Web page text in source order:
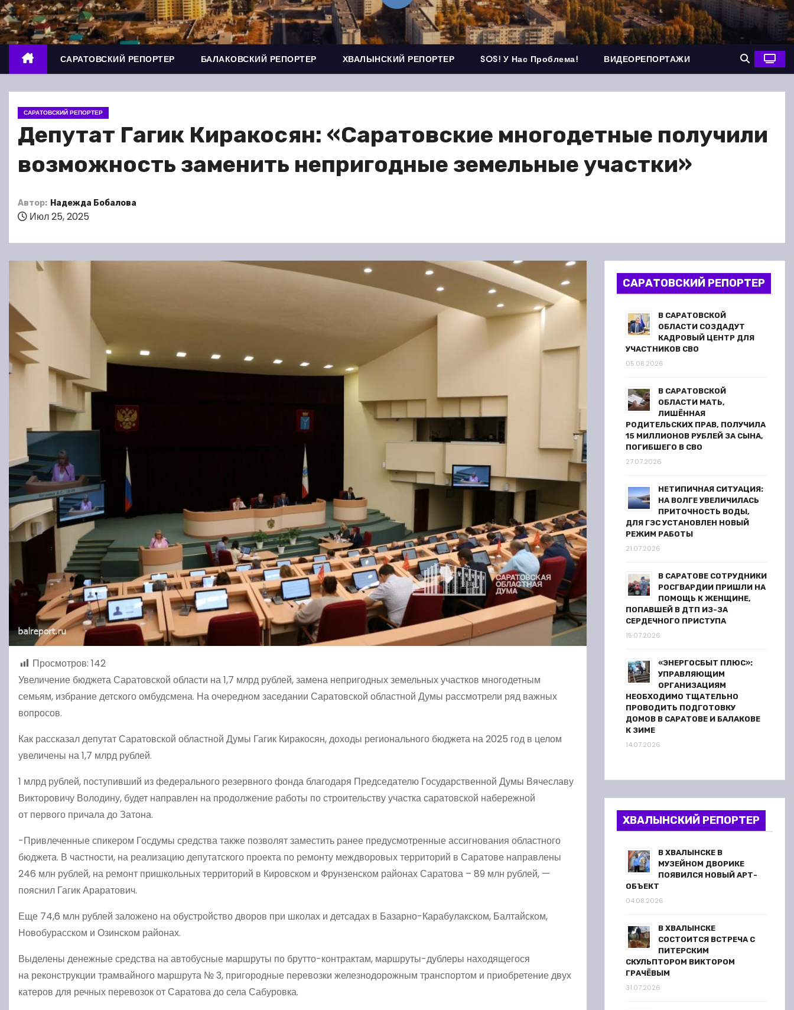
о
м
у
САРАТОВСКИЙ РЕПОРТЕР БАЛАКОВСКИЙ РЕПОРТЕР ХВАЛЫНСКИЙ РЕПОРТЕР SOS! У Нас Проблема! ВИДЕОРЕПОРТАЖИ
САРАТОВСКИЙ РЕПОРТЕР
Депутат Гагик Киракосян: «Саратовские многодетные получили
возможность заменить непригодные земельные участки»
Автор: Надежда Бобалова
Июл 25, 2025
Просмотров: 142
Увеличение бюджета Саратовской области на 1,7 млрд рублей, замена непригодных земельных участков многодетным
семьям, избрание детского омбудсмена. На очередном заседании Саратовской областной Думы рассмотрели ряд важных
вопросов.
Как рассказал депутат Саратовской областной Думы Гагик Киракосян, доходы регионального бюджета на 2025 год в целом
увеличены на 1,7 млрд рублей.
1 млрд рублей, поступивший из федерального резервного фонда благодаря Председателю Государственной Думы Вячеславу
Викторовичу Володину, будет направлен на продолжение работы по строительству участка саратовской набережной
от первого причала до Затона.
-Привлеченные спикером Госдумы средства также позволят заместить ранее предусмотренные ассигнования областного
бюджета. В частности, на реализацию депутатского проекта по ремонту междворовых территорий в Саратове направлены
246 млн рублей, на ремонт пришкольных территорий в Кировском и Фрунзенском районах Саратова – 89 млн рублей, —
пояснил Гагик Араратович.
Еще 74,6 млн рублей заложено на обустройство дворов при школах и детсадах в Базарно-Карабулакском, Балтайском,
Новобурасском и Озинском районах.
Выделены денежные средства на автобусные маршруты по брутто-контрактам, маршруты-дублеры находящегося
на реконструкции трамвайного маршрута № 3, пригородные перевозки железнодорожным транспортом и приобретение двух
катеров для речных перевозок от Саратова до села Сабуровка.
САРАТОВСКИЙ РЕПОРТЕР
В САРАТОВСКОЙ
ОБЛАСТИ СОЗДАДУТ
КАДРОВЫЙ ЦЕНТР ДЛЯ
УЧАСТНИКОВ СВО
05.08.2026
В САРАТОВСКОЙ
ОБЛАСТИ МАТЬ,
ЛИШЁННАЯ
РОДИТЕЛЬСКИХ ПРАВ, ПОЛУЧИЛА
15 МИЛЛИОНОВ РУБЛЕЙ ЗА СЫНА,
ПОГИБШЕГО В СВО
27.07.2026
НЕТИПИЧНАЯ СИТУАЦИЯ:
НА ВОЛГЕ УВЕЛИЧИЛАСЬ
ПРИТОЧНОСТЬ ВОДЫ,
ДЛЯ ГЭС УСТАНОВЛЕН НОВЫЙ
РЕЖИМ РАБОТЫ
21.07.2026
В САРАТОВЕ СОТРУДНИКИ
РОСГВАРДИИ ПРИШЛИ НА
ПОМОЩЬ К ЖЕНЩИНЕ,
ПОПАВШЕЙ В ДТП ИЗ-ЗА
СЕРДЕЧНОГО ПРИСТУПА
15.07.2026
«ЭНЕРГОСБЫТ ПЛЮС»:
УПРАВЛЯЮЩИМ
ОРГАНИЗАЦИЯМ
НЕОБХОДИМО ТЩАТЕЛЬНО
ПРОВОДИТЬ ПОДГОТОВКУ
ДОМОВ В САРАТОВЕ И БАЛАКОВЕ
К ЗИМЕ
14.07.2026
ХВАЛЫНСКИЙ РЕПОРТЕР
В ХВАЛЫНСКЕ В
МУЗЕЙНОМ ДВОРИКЕ
ПОЯВИЛСЯ НОВЫЙ АРТ-
ОБЪЕКТ
04.08.2026
В ХВАЛЫНСКЕ
СОСТОИТСЯ ВСТРЕЧА С
ПИТЕРСКИМ
СКУЛЬПТОРОМ ВИКТОРОМ
ГРАЧЁВЫМ
31.07.2026